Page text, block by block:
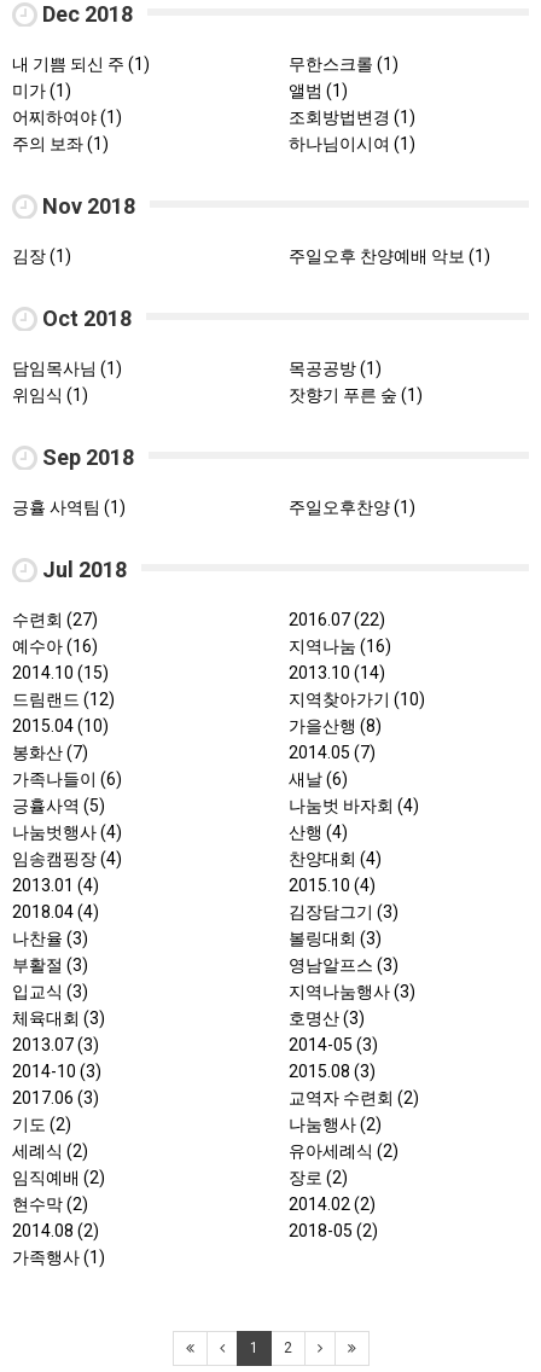
Dec 2018
내 기쁨 되신 주 (1)
무한스크롤 (1)
미가 (1)
앨범 (1)
어찌하여야 (1)
조회방법변경 (1)
주의 보좌 (1)
하나님이시여 (1)
Nov 2018
김장 (1) 주일오후 찬양예배 악보 (1)
Oct 2018
담임목사님 (1)
목공공방 (1)
위임식 (1)
잣향기 푸른 숲 (1)
Sep 2018
긍휼 사역팀 (1) 주일오후찬양 (1)
Jul 2018
수련회 (27)
2016.07 (22)
예수아 (16)
지역나눔 (16)
2014.10 (15)
2013.10 (14)
드림랜드 (12)
지역찾아가기 (10)
2015.04 (10)
가을산행 (8)
봉화산 (7)
2014.05 (7)
가족나들이 (6)
새날 (6)
긍휼사역 (5)
나눔벗 바자회 (4)
나눔벗행사 (4)
산행 (4)
임송캠핑장 (4)
찬양대회 (4)
2013.01 (4)
2015.10 (4)
2018.04 (4)
김장담그기 (3)
나찬율 (3)
볼링대회 (3)
부활절 (3)
영남알프스 (3)
입교식 (3)
지역나눔행사 (3)
체육대회 (3)
호명산 (3)
2013.07 (3)
2014-05 (3)
2014-10 (3)
2015.08 (3)
2017.06 (3)
교역자 수련회 (2)
기도 (2)
나눔행사 (2)
세례식 (2)
유아세례식 (2)
임직예배 (2)
장로 (2)
현수막 (2)
2014.02 (2)
2014.08 (2)
2018-05 (2)
가족행사 (1)
1 2